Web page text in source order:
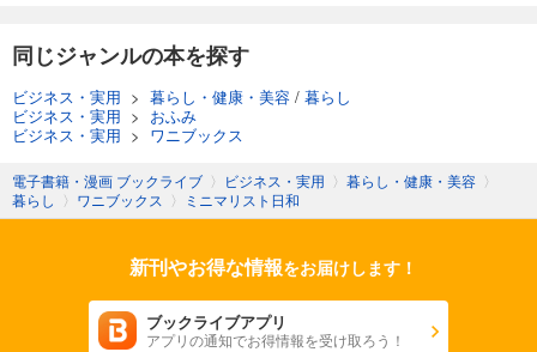
同じジャンルの本を探す
ビジネス・実用 > 暮らし・健康・美容 / 暮らし
ビジネス・実用 > おふみ
ビジネス・実用 > ワニブックス
電子書籍・漫画 ブックライブ 〉 ビジネス・実用 〉 暮らし・健康・美容 〉
暮らし 〉 ワニブックス 〉 ミニマリスト日和
新刊やお得な情報をお届けします！
ブックライブアプリ
アプリの通知でお得情報を受け取ろう！